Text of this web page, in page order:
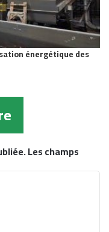
énergétique des
Les champs